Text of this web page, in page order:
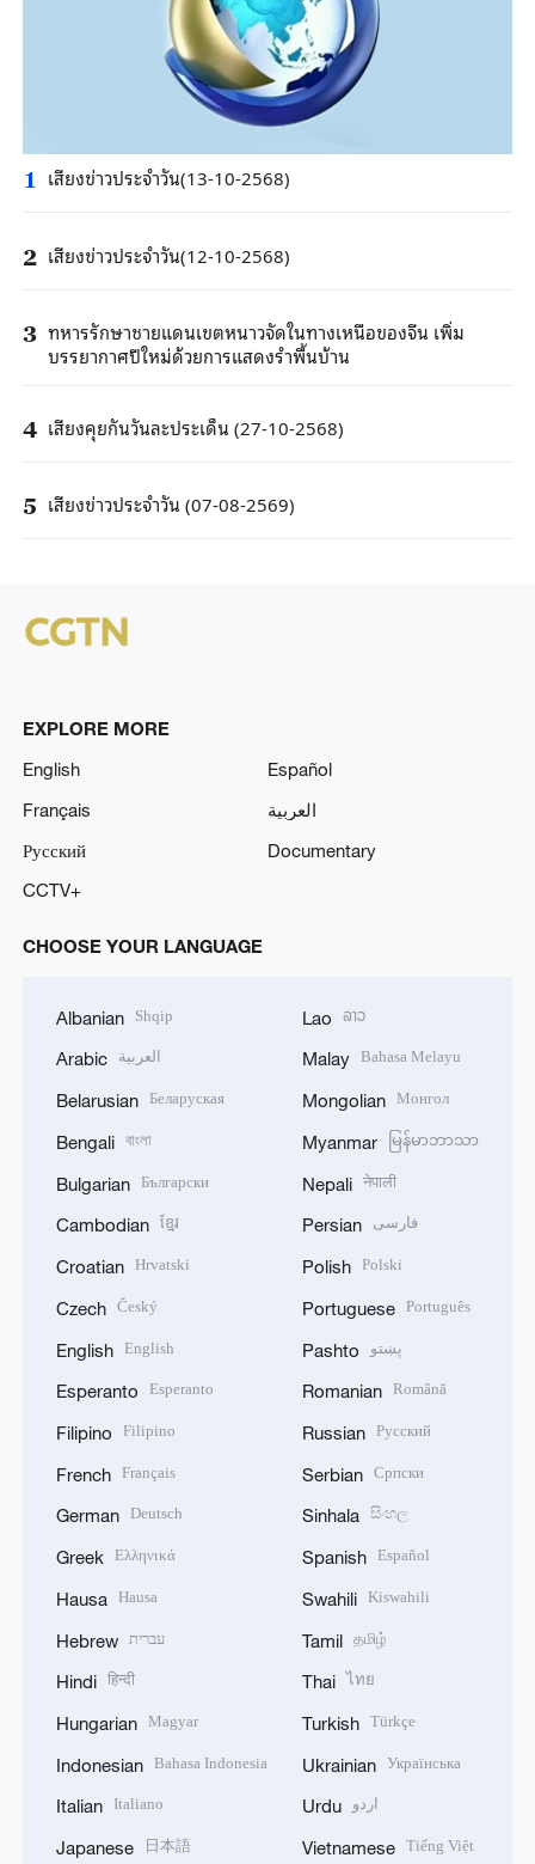
1 เสียงข่าวประจำวัน(13-10-2568)
2 เสียงข่าวประจำวัน(12-10-2568)
3 ทหารรักษาชายแดนเขตหนาวจัดในทางเหนือของจีน เพิ่ม
บรรยากาศปีใหม่ด้วยการแสดงรำพื้นบ้าน
4 เสียงคุยกันวันละประเด็น (27-10-2568)
5 เสียงข่าวประจำวัน (07-08-2569)
EXPLORE MORE
English
Español
Français
العربية
Русский
Documentary
CCTV+
CHOOSE YOUR LANGUAGE
Albanian Shqip
Arabic العربية
Belarusian Беларуская
Bengali বাংলা
Bulgarian Български
Cambodian ខ្មែរ
Croatian Hrvatski
Czech Český
English English
Esperanto Esperanto
Filipino Filipino
French Français
German Deutsch
Greek Ελληνικά
Hausa Hausa
Hebrew עברית
Hindi हिन्दी
Hungarian Magyar
Indonesian Bahasa Indonesia
Italian Italiano
Japanese 日本語
Lao ລາວ
Malay Bahasa Melayu
Mongolian Монгол
Myanmar မြန်မာဘာသာ
Nepali नेपाली
Persian فارسی
Polish Polski
Portuguese Português
Pashto پښتو
Romanian Română
Russian Русский
Serbian Српски
Sinhala සිංහල
Spanish Español
Swahili Kiswahili
Tamil தமிழ்
Thai ไทย
Turkish Türkçe
Ukrainian Українська
Urdu اردو
Vietnamese Tiếng Việt